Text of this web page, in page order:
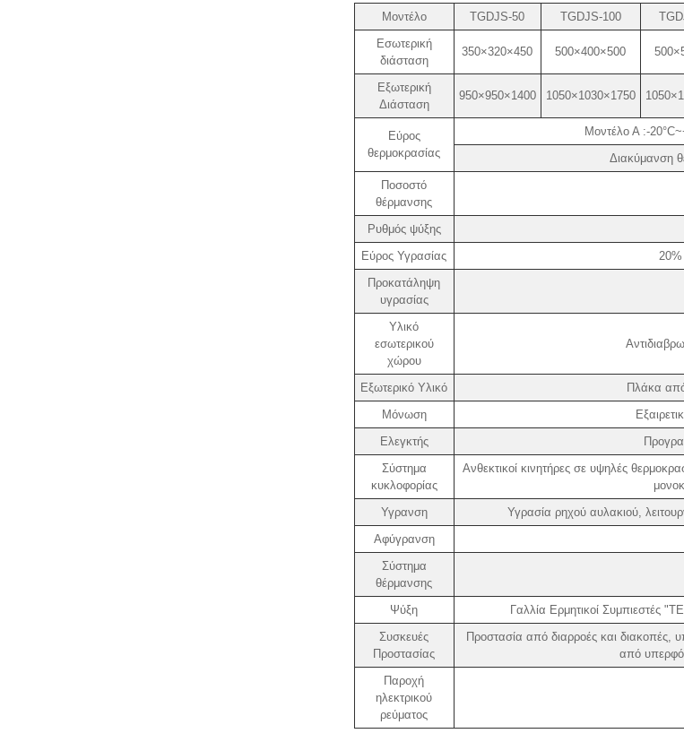
Μοντέλο TGDJS-50 TGDJS-100
Εσωτερική
διάσταση
350×320×450 500×400×500
Εξωτερική
Διάσταση
950×950×1400 1050×1030×1750
Εύρος
θερμοκρασίας
Μοντέλο Α ​​:-
Διακύμανση
Ποσοστό
θέρμανσης
Ρυθμός ψύξης
Εύρος Υγρασίας
Προκατάληψη
υγρασίας
Υλικό
εσωτερικού
χώρου
Εξωτερικό Υλικό
Πλάκα
Μόνωση
Ελεγκτής
Σύστημα
κυκλοφορίας
Ανθεκτικοί κινητήρες σε υψηλές
Υγρανση
Υγρασία ρηχού αυλακιού,
Αφύγρανση
Σύστημα
θέρμανσης
Ψύξη
Γαλλία Ερμητικοί Συμπιεστές
Συσκευές
Προστασίας
Προστασία από διαρροές και διακοπές,
από
Παροχή
ηλεκτρικού
ρεύματος